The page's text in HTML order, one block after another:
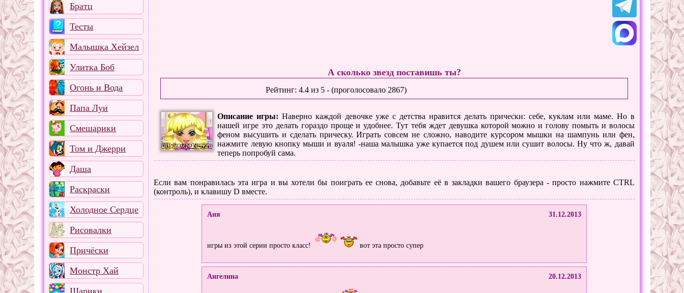
Братц
Тесты
Малышка Хейзел
Улитка Боб
Огонь и Вода
Папа Луи
Смешарики
Том и Джерри
Даша
Раскраски
Холодное Сердце
Рисовалки
Причёски
Монстр Хай
Шарики
А сколько звезд поставишь ты?
Рейтинг:4.4 из 5 - (проголосовало 2867)
Описание игры: Наверно каждой девочке уже с детства нравится делать прически: себе, куклам или маме. Но в
нашей игре это делать гораздо проще и удобнее. Тут тебя ждет девушка которой можно и голову помыть и волосы
феном высушить и сделать прическу. Играть совсем не сложно, наводите курсором мышки на шампунь или фен,
нажмите левую кнопку мыши и вуаля! -наша малышка уже купается под душем или сушит волосы. Ну что ж, давай
теперь попробуй сама.
Если вам понравилась эта игра и вы хотели бы поиграть ее снова, добавьте её в закладки вашего браузера - просто нажмите CTRL
(контроль), и клавишу D вместе.
Аня 31.12.2013
игры из этой серии просто класс! вот эта просто супер
Ангелина 20.12.2013